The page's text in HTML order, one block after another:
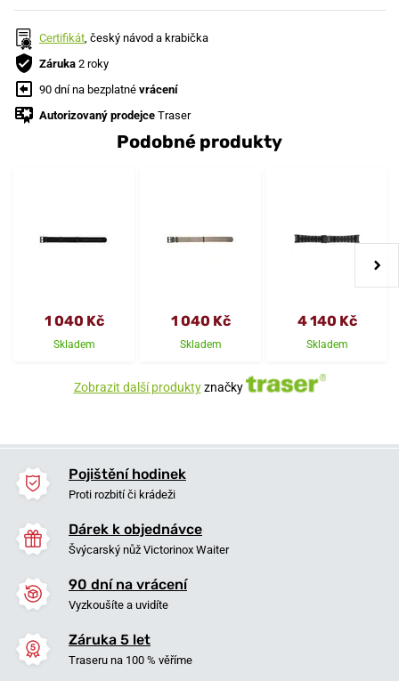
Certifikát, český návod a krabička
Záruka 2 roky
90 dní na bezplatné vrácení
Autorizovaný prodejce Traser
Podobné produkty
1 040 Kč
Skladem
1 040 Kč
Skladem
4 140 Kč
Skladem
Zobrazit další produktyznačky
Pojištění hodinek
Proti rozbití či krádeži
Dárek k objednávce
Švýcarský nůž Victorinox Waiter
90 dní na vrácení
Vyzkoušíte a uvidíte
Záruka 5 let
Traseru na 100 % věříme